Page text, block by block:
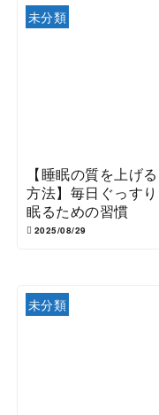
未分類
【睡眠の質を上げる
方法】毎日ぐっすり
眠るための習慣
2025/08/29
未分類